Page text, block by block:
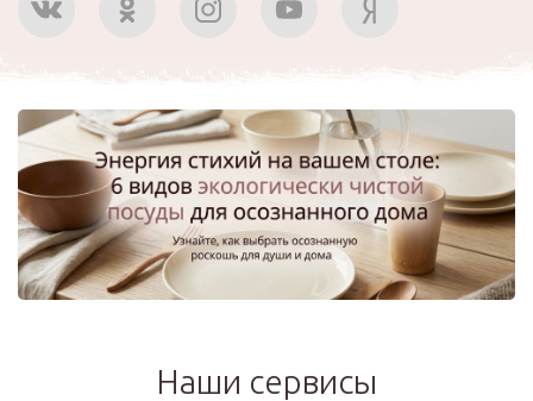
Наши сервисы